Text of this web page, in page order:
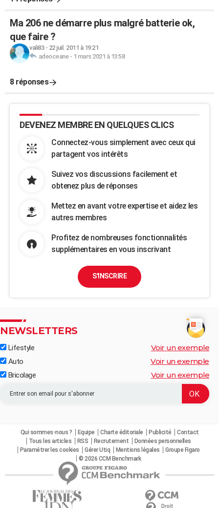
Ma 206 ne démarre plus malgré batterie ok,
que faire ?
vali83- 22 juil. 2011 à 19:21
adeoceane- 1 mars 2021 à 13:58
8 réponses
DEVENEZ MEMBRE EN QUELQUES CLICS
Connectez-vous simplement avec ceux qui
partagent vos intérêts
Suivez vos discussions facilement et
obtenez plus de réponses
Mettez en avant votre expertise et aidez les
autres membres
Profitez de nombreuses fonctionnalités
supplémentaires en vous inscrivant
S'INSCRIRE
NEWSLETTERS
Lifestyle Voir un exemple
Auto Voir un exemple
Bricolage Voir un exemple
Qui sommes-nous ? Equipe Charte éditoriale Publicité
Contact
Tous les articles
RSS Recrutement
Données personnelles
Paramétrer les cookies
Gérer Utiq Mentions légales
Groupe Figaro
© 2026 CCM Benchmark